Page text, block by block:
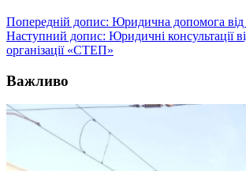
Попередній допис: Юридична допомога
Наступний допис: Юридичні консультації
організації «СТЕП»
Важливо